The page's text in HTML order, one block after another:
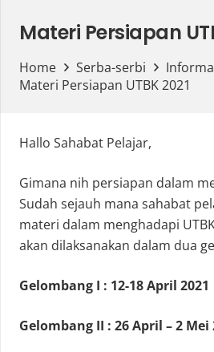
Materi Persiapan
Home Serba-serbi
Materi Persiapan UTBK 2021
Hallo Sahabat Pelajar,
Gimana nih persiapan dalam
Sudah sejauh mana sahabat
materi dalam menghadapi
akan dilaksanakan dalam dua
Gelombang I : 12-18 April 2021
Gelombang II : 26 April – 2 Mei